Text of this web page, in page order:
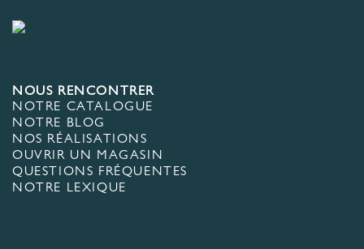
NOUS RENCONTRER
NOTRE CATALOGUE
NOTRE BLOG
NOS RÉALISATIONS
OUVRIR UN MAGASIN
QUESTIONS FRÉQUENTES
NOTRE LEXIQUE